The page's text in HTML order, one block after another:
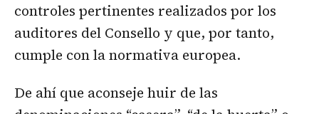
controles pertinentes realizados por los
auditores del Consello y que, por tanto,
cumple con la normativa europea.
De ahí que aconseje huir de las